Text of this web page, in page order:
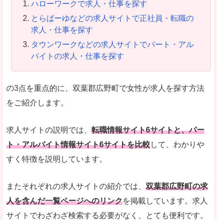
ハローワークで求人・仕事を探す
とらばーゆなどの求人サイトで正社員・転職の
求人・仕事を探す
タウンワークなどの求人サイトでパート・アル
バイトの求人・仕事を探す
の3点を重点的に、双葉郡広野町で女性が求人を探す方法
をご紹介します。
求人サイトの説明では、 転職情報サイト6サイトと、パー
ト・アルバイト情報サイト6サイトを比較して、わかりや
すく特徴を説明しています。
またそれぞれの求人サイトの紹介では、 双葉郡広野町の求
人を含んだ一覧ページへのリンクを掲載しています。求人
サイトでわざわざ検索する必要がなく、とても便利です。